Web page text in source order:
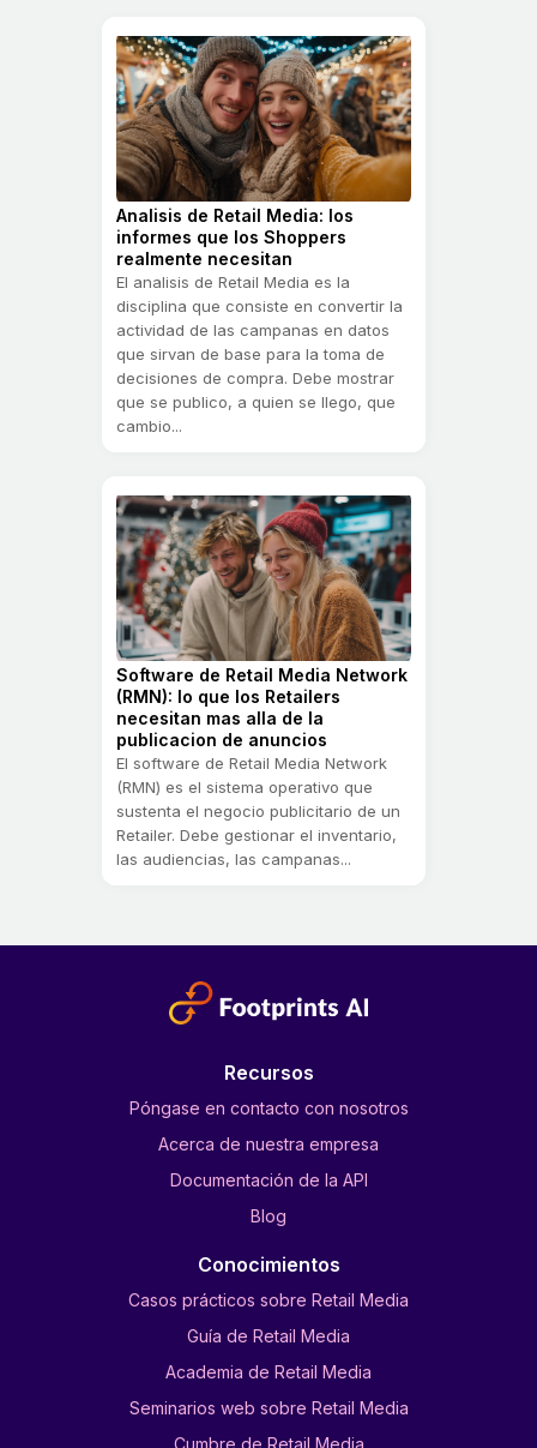
Analisis de Retail Media: los
informes que los Shoppers
realmente necesitan
El analisis de Retail Media es la
disciplina que consiste en convertir la
actividad de las campanas en datos
que sirvan de base para la toma de
decisiones de compra. Debe mostrar
que se publico, a quien se llego, que
cambio...
Software de Retail Media Network
(RMN): lo que los Retailers
necesitan mas alla de la
publicacion de anuncios
El software de Retail Media Network
(RMN) es el sistema operativo que
sustenta el negocio publicitario de un
Retailer. Debe gestionar el inventario,
las audiencias, las campanas...
Recursos
Póngase en contacto con nosotros
Acerca de nuestra empresa
Documentación de la API
Blog
Conocimientos
Casos prácticos sobre Retail Media
Guía de Retail Media
Academia de Retail Media
Seminarios web sobre Retail Media